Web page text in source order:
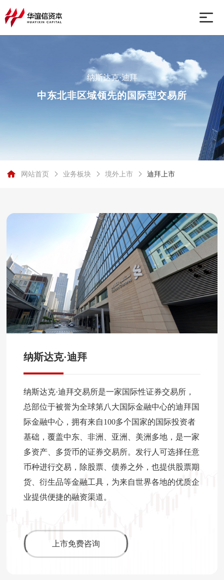
联系我们
纳斯达克·迪拜
中东北非区域领先的国际型交易所
网站首页 业务板块 境外上市 迪拜上市
纳斯达克·迪拜
纳斯达克·迪拜交易所是一家国际性证券交易所，
总部位于被誉为全球第八大国际金融中心的迪拜国
际金融中心，拥有来自100多个国家的国际投资者
基础，覆盖中东、非洲、亚洲、美洲多地，是一家
多资产、多货币的证券交易所。发行人可选择任意
币种进行交易，除股票、债券之外，也提供股票期
货、衍生品等金融工具，为来自世界各地的优质企
业提供便捷的融资渠道。
上市免费咨询